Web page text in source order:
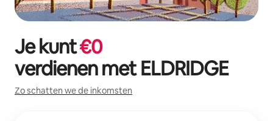
Je kunt€0
verdienen metELDRIDGE
Zo schatten we de inkomsten